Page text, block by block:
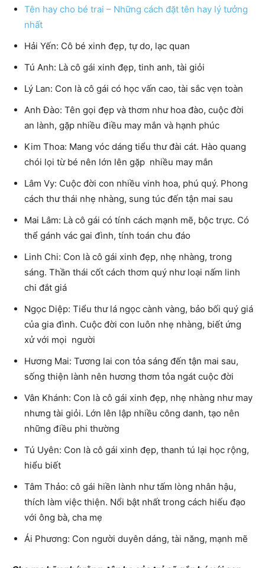
Tên hay cho bé trai – Những cách đặt tên hay lý tưởng
nhất
Hải Yến: Cô bé xinh đẹp, tự do, lạc quan
Tú Anh: Là cô gái xinh đẹp, tinh anh, tài giỏi
Lý Lan: Con là cô gái có học vấn cao, tài sắc vẹn toàn
Anh Đào: Tên gọi đẹp và thơm như hoa đào, cuộc đời
an lành, gặp nhiều điều may mắn và hạnh phúc
Kim Thoa: Mang vóc dáng tiểu thư đài cát. Hào quang
chói lọi từ bé nên lớn lên gặp nhiều may mắn
Lâm Vy: Cuộc đời con nhiều vinh hoa, phú quý. Phong
cách thư thái nhẹ nhàng, sung túc đến tận mai sau
Mai Lâm: Là cô gái có tính cách mạnh mẽ, bộc trực. Có
thể gánh vác gai đình, tính toán chu đáo
Linh Chi: Con là cô gái xinh đẹp, nhẹ nhàng, trong
sáng. Thần thái cốt cách thơm quý như loại nấm linh
chi đắt giá
Ngọc Diệp: Tiểu thư lá ngọc cành vàng, bảo bối quý giá
của gia đình. Cuộc đời con luôn nhẹ nhàng, biết ứng
xử với mọi người
Hương Mai: Tương lai con tỏa sáng đến tận mai sau,
sống thiện lành nên hương thơm tỏa ngát cuộc đời
Vân Khánh: Con là cô gái xinh đẹp, nhẹ nhàng như may
nhưng tài giỏi. Lớn lên lập nhiều công danh, tạo nên
những điều phi thường
Tú Uyên: Con là cô gái xinh đẹp, thanh tú lại học rộng,
hiểu biết
Tâm Thảo: cô gái hiền lành như tấm lòng nhân hậu,
thích làm việc thiện. Nổi bật nhất trong cách hiếu đạo
với ông bà, cha mẹ
Ái Phương: Con người duyên dáng, tài năng, mạnh mẽ